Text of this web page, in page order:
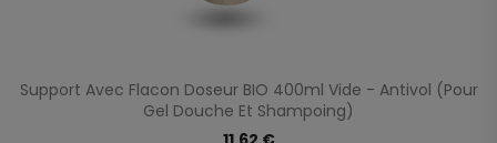
Support Avec Flacon Doseur BIO 400ml Vide - Antivol (Pour
Gel Douche Et Shampoing)